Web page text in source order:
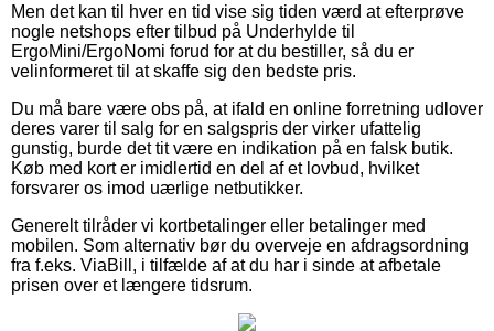
Men det kan til hver en tid vise sig tiden værd at efterprøve
nogle netshops efter tilbud på Underhylde til
ErgoMini/ErgoNomi forud for at du bestiller, så du er
velinformeret til at skaffe sig den bedste pris.
Du må bare være obs på, at ifald en online forretning udlover
deres varer til salg for en salgspris der virker ufattelig
gunstig, burde det tit være en indikation på en falsk butik.
Køb med kort er imidlertid en del af et lovbud, hvilket
forsvarer os imod uærlige netbutikker.
Generelt tilråder vi kortbetalinger eller betalinger med
mobilen. Som alternativ bør du overveje en afdragsordning
fra f.eks. ViaBill, i tilfælde af at du har i sinde at afbetale
prisen over et længere tidsrum.